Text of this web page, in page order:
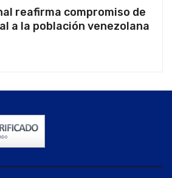
reafirma compromiso de
a la población venezolana